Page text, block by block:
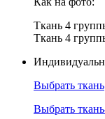
Ткань 4
Ткань 4
Выбрать ткань
Выбрать